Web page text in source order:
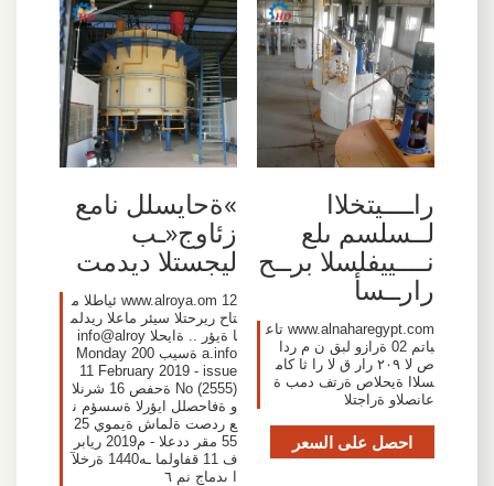
راــــيتخلاا
لــسلسم ىلع
نــــييفلسلا برــح
رارــسأ
www.alnaharegypt.com تاع
باتم 02 ةرازو لبق ن م ردا
ص لا ٢٠٩ رار ق لا را ثا كام
سلاا ةيحلاص ةرتف دمب ة
عانصلاو ةراجتلا
احصل على السعر
»ةحايسلل نامع
زئاوج«ـب
ليجستلا ديدمت
12 www.alroya.om ئياطلا م
تاح ريرحتلا سيئر ماعلا ريدلم
ا ةيؤر .. ةايحلا info@alroy
a.info
ةسيب 200 Monday
11 February 2019 - issue
No (2555) ةحفص 16 شرنلا
و ةفاحصلل ايؤرلا ةسسؤم ن
ع ردصت ةلماش ةيموي 25
55 مقر ددعلا - م2019 ريابر
ف 11 قفاولما ـه1440 ةرخلآ
ا ىدماج نم ٦